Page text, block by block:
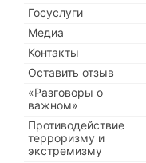
Госуслуги
Медиа
Контакты
Оставить отзыв
«Разговоры о
важном»
Противодействие
терроризму и
экстремизму